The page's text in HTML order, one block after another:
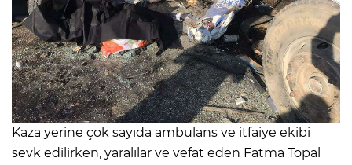
Kaza yerine çok sayıda ambulans ve itfaiye ekibi
sevk edilirken, yaralılar ve vefat eden Fatma Topal